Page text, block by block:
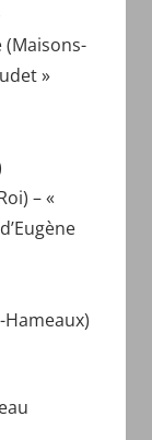
»
– «
Hameaux)